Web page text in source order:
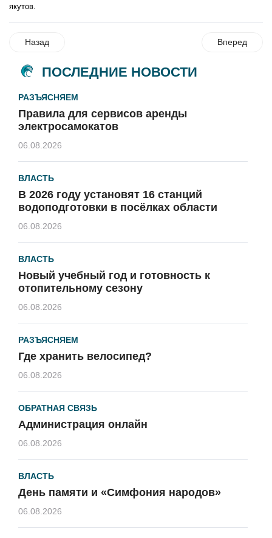
якутов.
Назад Вперед
ПОСЛЕДНИЕ НОВОСТИ
РАЗЪЯСНЯЕМ
Правила для сервисов аренды
электросамокатов
06.08.2026
ВЛАСТЬ
В 2026 году установят 16 станций
водоподготовки в посёлках области
06.08.2026
ВЛАСТЬ
Новый учебный год и готовность к
отопительному сезону
06.08.2026
РАЗЪЯСНЯЕМ
Где хранить велосипед?
06.08.2026
ОБРАТНАЯ СВЯЗЬ
Администрация онлайн
06.08.2026
ВЛАСТЬ
День памяти и «Симфония народов»
06.08.2026